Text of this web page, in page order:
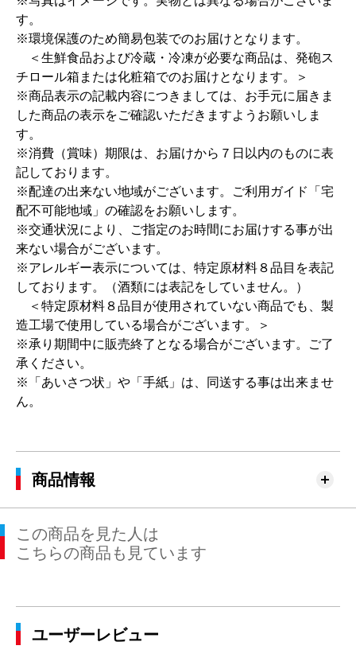
す。
※環境保護のため簡易包装でのお届けとなります。
＜生鮮食品および冷蔵・冷凍が必要な商品は、発砲ス
チロール箱または化粧箱でのお届けとなります。＞
※商品表示の記載内容につきましては、お手元に届きま
した商品の表示をご確認いただきますようお願いしま
す。
※消費（賞味）期限は、お届けから７日以内のものに表
記しております。
※配達の出来ない地域がございます。ご利用ガイド「宅
配不可能地域」の確認をお願いします。
※交通状況により、ご指定のお時間にお届けする事が出
来ない場合がございます。
※アレルギー表示については、特定原材料８品目を表記
しております。（酒類には表記をしていません。）
＜特定原材料８品目が使用されていない商品でも、製
造工場で使用している場合がございます。＞
※承り期間中に販売終了となる場合がございます。ご了
承ください。
※「あいさつ状」や「手紙」は、同送する事は出来ませ
ん。
商品情報
この商品を見た人は
こちらの商品も見ています
ユーザーレビュー